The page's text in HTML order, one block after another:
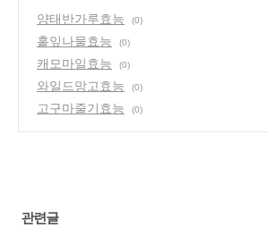
양태반가루효능 (0)
홑잎나물효능 (0)
캐모마일효능 (0)
와일드망고효능 (0)
고구마줄기효능 (0)
관련글